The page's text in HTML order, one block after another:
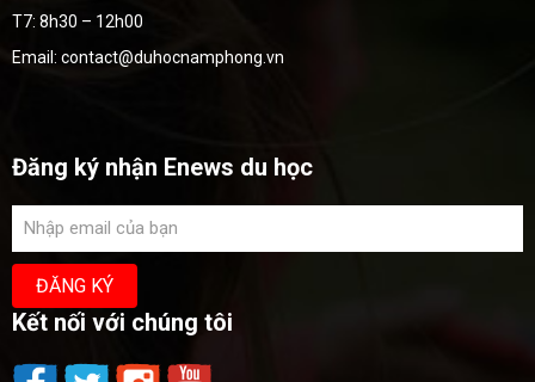
T7: 8h30 – 12h00
Email: contact@duhocnamphong.vn
Đăng ký nhận Enews du học
Kết nối với chúng tôi